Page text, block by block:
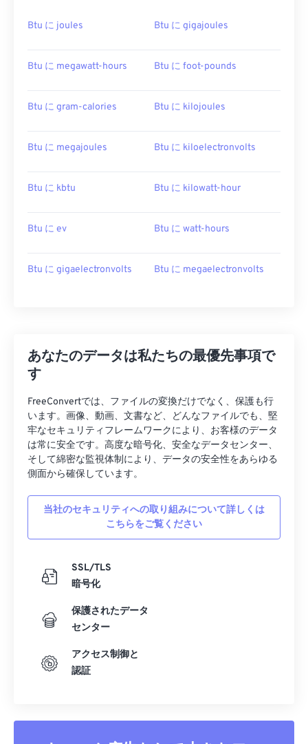
Btu に joules Btu に gigajoules
Btu に megawatt-hours Btu に foot-pounds
Btu に gram-calories Btu に kilojoules
Btu に megajoules Btu に kiloelectronvolts
Btu に kbtu Btu に kilowatt-hour
Btu に ev Btu に watt-hours
Btu に gigaelectronvolts Btu に megaelectronvolts
あなたのデータは私たちの最優先事項で
す
FreeConvertでは、ファイルの変換だけでなく、保護も行
います。画像、動画、文書など、どんなファイルでも、堅
牢なセキュリティフレームワークにより、お客様のデータ
は常に安全です。高度な暗号化、安全なデータセンター、
そして綿密な監視体制により、データの安全性をあらゆる
側面から確保しています。
当社のセキュリティへの取り組みについて詳しくは
こちらをご覧ください
SSL/TLS
暗号化
保護されたデータ
センター
アクセス制御と
認証